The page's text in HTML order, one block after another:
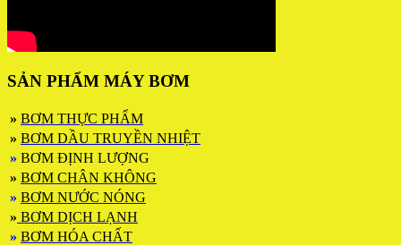
SẢN PHẨM MÁY BƠM
» BƠM THỰC PHẨM
» BƠM DẦU TRUYỀN NHIỆT
» BƠM ĐỊNH LƯỢNG
» BƠM CHÂN KHÔNG
» BƠM NƯỚC NÓNG
» BƠM DỊCH LẠNH
» BƠM HÓA CHẤT